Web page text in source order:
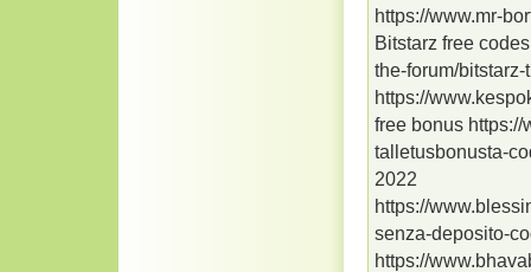
https://www.mr-
Bitstarz free
the-forum/
https://
free bonus
talletusbonusta-
2022
https://
senza-deposito-
https://